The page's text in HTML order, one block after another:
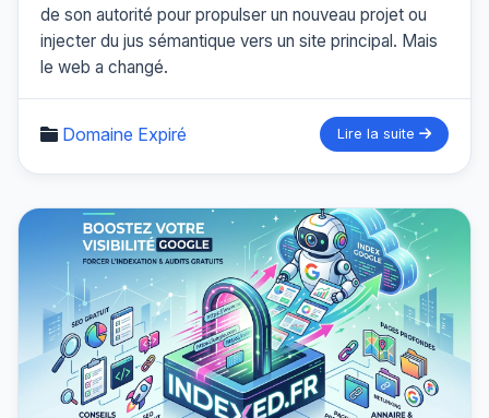
de son autorité pour propulser un nouveau projet ou
injecter du jus sémantique vers un site principal. Mais
le web a changé.
Domaine Expiré Lire la suite